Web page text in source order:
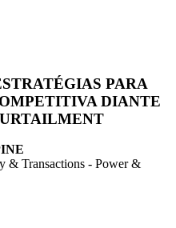
PARA
DIANTE
& Transactions - Power &